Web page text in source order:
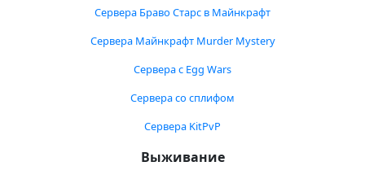
Сервера Браво Старс в Майнкрафт
Сервера Майнкрафт Murder Mystery
Сервера с Egg Wars
Сервера со сплифом
Сервера KitPvP
Выживание